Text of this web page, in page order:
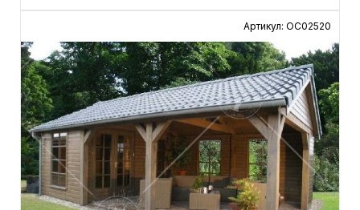
Артикул: ОС02520